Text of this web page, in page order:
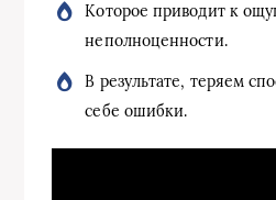
Которое приводит к
неполноценности.
В результате, теряем
себе ошибки.